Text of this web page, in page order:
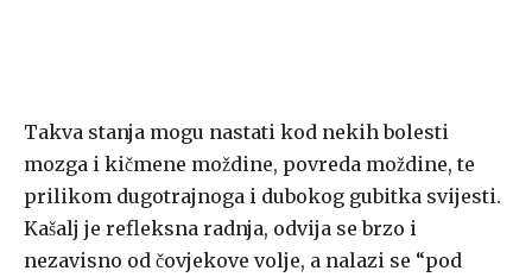
Takva sta­nja mogu nastati kod nekih bolesti
mozga i kičmene moždine, povreda moždine, te
prilikom dugotrajnoga i dubokog gubitka svijesti.
Kašalj je refleksna radnja, odvija se brzo i
nezavisno od čovjekove volje, a nalazi se “pod